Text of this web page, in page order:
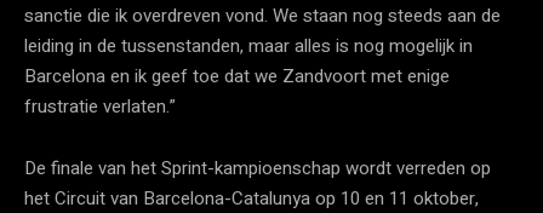
sanctie die ik overdreven vond. We staan nog steeds aan de
leiding in de tussenstanden, maar alles is nog mogelijk in
Barcelona en ik geef toe dat we Zandvoort met enige
frustratie verlaten.”
De finale van het Sprint-kampioenschap wordt verreden op
het Circuit van Barcelona-Catalunya op 10 en 11 oktober,